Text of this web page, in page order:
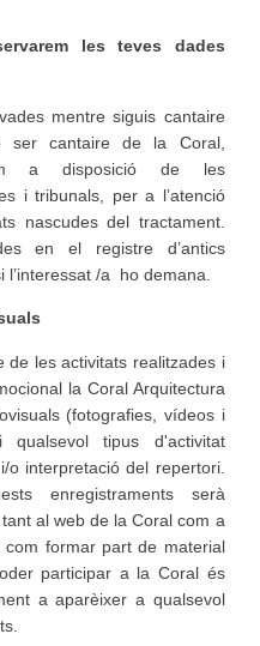
les teves dades
mentre siguis cantaire
cantaire de la Coral,
a disposició de les
i tribunals, per a l’atenció
nascudes del tractament.
en el registre d’antics
l’interessat /a ho demana.
de les activitats realitzades i
la Coral Arquitectura
(fotografies, vídeos i
qualsevol tipus d'activitat
interpretació del repertori.
enregistraments serà
al web de la Coral com a
formar part de material
participar a la Coral és
a aparèixer a qualsevol